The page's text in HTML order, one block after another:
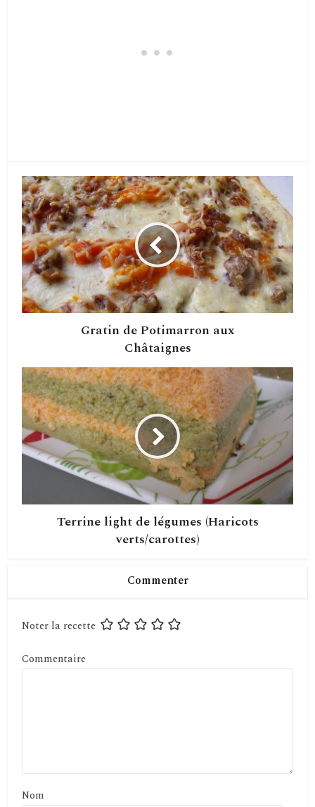
Gratin de Potimarron aux
Châtaignes
Terrine light de légumes (Haricots
verts/carottes)
Commenter
Noter la recette
Commentaire
Nom